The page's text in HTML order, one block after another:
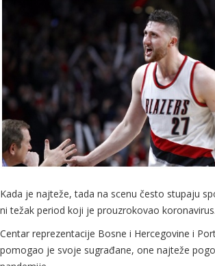
Kada je najteže, tada na scenu često stupaju
ni težak period koji je prouzrokovao koronavirus.
Centar reprezentacije Bosne i Hercegovine i
pomogao je svoje sugrađane, one najteže